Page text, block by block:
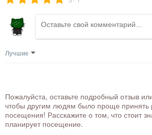
Лучшие
Пожалуйста, оставьте подробный отзыв
чтобы другим людям было проще принять
посещения! Расскажите о том, что стоит
планирует посещение.